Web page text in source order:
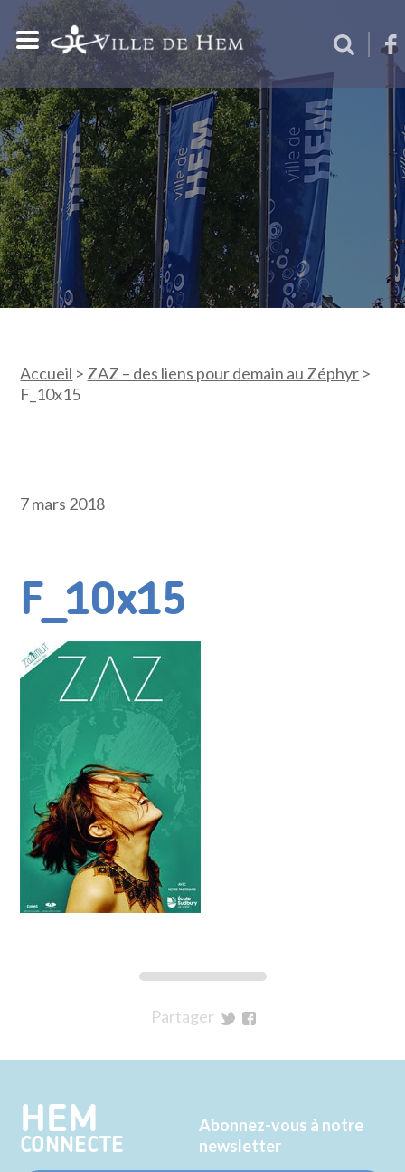
Accueil > ZAZ – des liens pour demain au Zéphyr >
F_10x15
7 mars 2018
F_10x15
Partager
Twitter
Facebook
HEM
CONNECTE
Abonnez-vous à notre
newsletter